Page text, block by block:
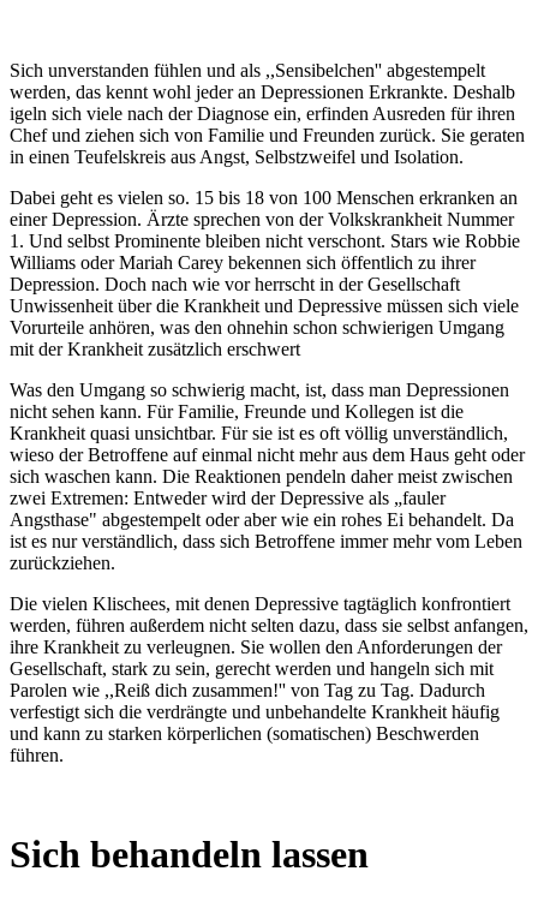
Sich unverstanden fühlen und als ,,Sensibelchen'' abgestempelt
werden, das kennt wohl jeder an Depressionen Erkrankte. Deshalb
igeln sich viele nach der Diagnose ein, erfinden Ausreden für ihren
Chef und ziehen sich von Familie und Freunden zurück. Sie geraten
in einen Teufelskreis aus Angst, Selbstzweifel und Isolation.
Dabei geht es vielen so. 15 bis 18 von 100 Menschen erkranken an
einer Depression. Ärzte sprechen von der Volkskrankheit Nummer
1. Und selbst Prominente bleiben nicht verschont. Stars wie Robbie
Williams oder Mariah Carey bekennen sich öffentlich zu ihrer
Depression. Doch nach wie vor herrscht in der Gesellschaft
Unwissenheit über die Krankheit und Depressive müssen sich viele
Vorurteile anhören, was den ohnehin schon schwierigen Umgang
mit der Krankheit zusätzlich erschwert
Was den Umgang so schwierig macht, ist, dass man Depressionen
nicht sehen kann. Für Familie, Freunde und Kollegen ist die
Krankheit quasi unsichtbar. Für sie ist es oft völlig unverständlich,
wieso der Betroffene auf einmal nicht mehr aus dem Haus geht oder
sich waschen kann. Die Reaktionen pendeln daher meist zwischen
zwei Extremen: Entweder wird der Depressive als „fauler
Angsthase" abgestempelt oder aber wie ein rohes Ei behandelt. Da
ist es nur verständlich, dass sich Betroffene immer mehr vom Leben
zurückziehen.
Die vielen Klischees, mit denen Depressive tagtäglich konfrontiert
werden, führen außerdem nicht selten dazu, dass sie selbst anfangen,
ihre Krankheit zu verleugnen. Sie wollen den Anforderungen der
Gesellschaft, stark zu sein, gerecht werden und hangeln sich mit
Parolen wie ,,Reiß dich zusammen!'' von Tag zu Tag. Dadurch
verfestigt sich die verdrängte und unbehandelte Krankheit häufig
und kann zu starken körperlichen (somatischen) Beschwerden
führen.
Sich behandeln lassen